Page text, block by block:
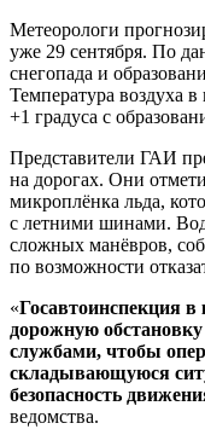
Метеорологи
уже 29 сентября. По
снегопада и
Температура воздуха
+1 градуса с
Представители ГАИ
на дорогах. Они
микроплёнка льда,
с летними шинами.
сложных манёвров,
по возможности
«Госавтоинспекция
дорожную
службами, чтобы
складывающуюся
безопасность
ведомства.